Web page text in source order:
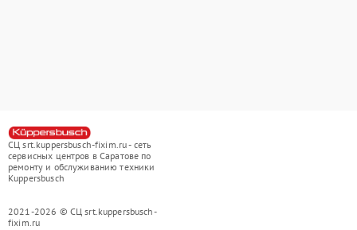
СЦ srt.kuppersbusch-fixim.ru - сеть
сервисных центров в Саратове по
ремонту и обслуживанию техники
Kuppersbusch
2021-2026 © СЦ srt.kuppersbusch-
fixim.ru